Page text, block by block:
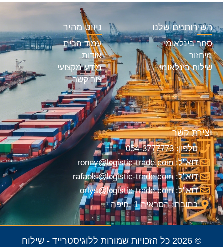
ניווט מהיר
עמוד הבית
אודות
מידע מקצועי
צור קשר
השירותנים שלנו
סחר בינלאומי
מיחזור
שילוח בינלאומי
יצירת קשר
טלפון: 054-3777773
דוא"ל: ronny@logistic-trade.com
דוא"ל: rafaels@logistic-trade.com
דוא"ל: orlys@logistic-trade.com
כתובת: הסראיה 1 ,חיפה
© 2026 כל הזכויות שמורות ללוגיסטרייד - שילוח